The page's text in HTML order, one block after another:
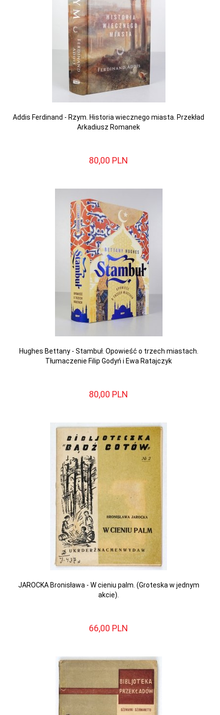
Addis Ferdinand - Rzym. Historia wiecznego miasta. Przekład
Arkadiusz Romanek
80,00 PLN
Hughes Bettany - Stambuł. Opowieść o trzech miastach.
Tłumaczenie Filip Godyń i Ewa Ratajczyk
80,00 PLN
JAROCKA Bronisława - W cieniu palm. (Groteska w jednym
akcie).
66,00 PLN